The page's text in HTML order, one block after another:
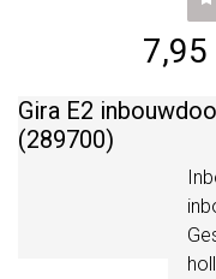
7,95
Gira E2
(289700)